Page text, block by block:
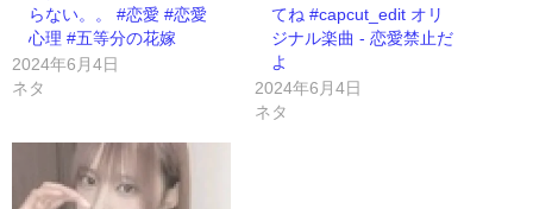
らない。。 #恋愛 #恋愛
心理 #五等分の花嫁
2024年6月4日
ネタ
てね #capcut_edit オリ
ジナル楽曲 - 恋愛禁止だ
よ
2024年6月4日
ネタ